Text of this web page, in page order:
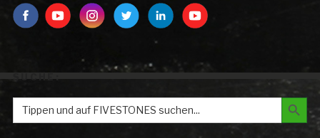
SUCHE:
Search
for:
Search